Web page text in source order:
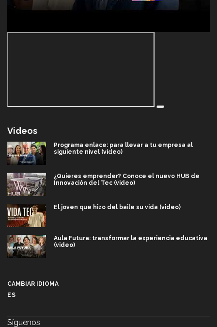
Videos
Programa enlace: para llevar a tu empresa al
siguiente nivel (video)
¿Quieres emprender? Conoce el nuevo HUB de
Innovación del Tec (video)
El joven que hizo del baile su vida (video)
Aula Futura: transformar la experiencia educativa
(video)
CAMBIAR IDIOMA
ES
Síguenos